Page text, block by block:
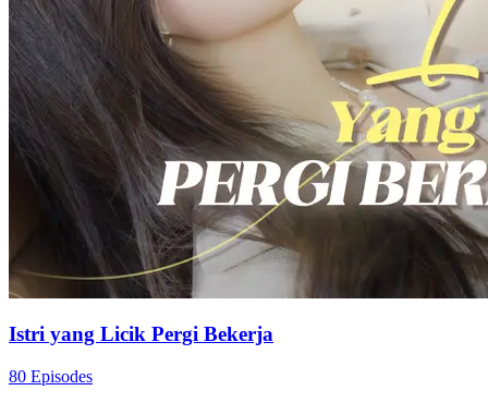
Istri yang Licik Pergi Bekerja
80 Episodes